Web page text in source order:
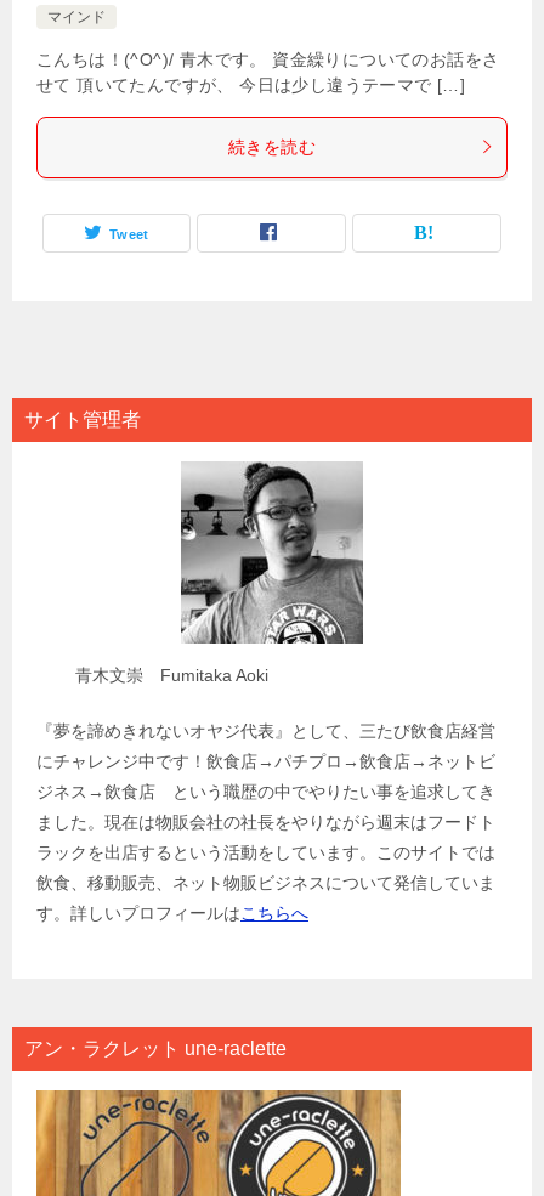
マインド
こんちは！(^O^)/ 青木です。 資金繰りについてのお話をさ
せて 頂いてたんですが、 今日は少し違うテーマで […]
続きを読む
Tweet
サイト管理者
青木文崇 Fumitaka Aoki
『夢を諦めきれないオヤジ代表』として、三たび飲食店経営
にチャレンジ中です！飲食店→パチプロ→飲食店→ネットビ
ジネス→飲食店 という職歴の中でやりたい事を追求してき
ました。現在は物販会社の社長をやりながら週末はフードト
ラックを出店するという活動をしています。このサイトでは
飲食、移動販売、ネット物販ビジネスについて発信していま
す。詳しいプロフィールはこちらへ
アン・ラクレット une-raclette